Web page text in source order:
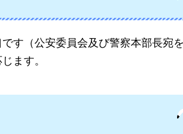
す（公安委員会及び警察本部長宛
ます。